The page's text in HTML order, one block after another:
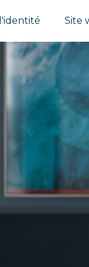
Site